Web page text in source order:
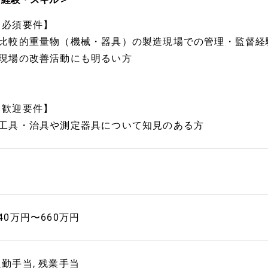
須要件】
較的重量物（機械・器具）の製造現場での管理・監督経
場の改善活動にも明るい方
迎要件】
具・治具や測定器具について知見のある方
万円〜660万円
手当, 残業手当